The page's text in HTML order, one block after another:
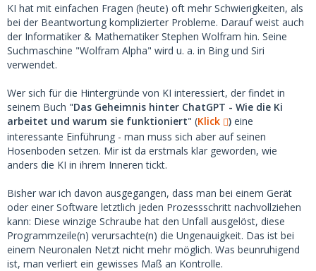
KI hat mit einfachen Fragen (heute) oft mehr Schwierigkeiten, als
bei der Beantwortung komplizierter Probleme. Darauf weist auch
der Informatiker & Mathematiker Stephen Wolfram hin. Seine
Suchmaschine "Wolfram Alpha" wird u. a. in Bing und Siri
verwendet.
Wer sich für die Hintergründe von KI interessiert, der findet in
seinem Buch "Das Geheimnis hinter ChatGPT - Wie die Ki
arbeitet und warum sie funktioniert" (Klick ) eine
interessante Einführung - man muss sich aber auf seinen
Hosenboden setzen. Mir ist da erstmals klar geworden, wie
anders die KI in ihrem Inneren tickt.
Bisher war ich davon ausgegangen, dass man bei einem Gerät
oder einer Software letztlich jeden Prozessschritt nachvollziehen
kann: Diese winzige Schraube hat den Unfall ausgelöst, diese
Programmzeile(n) verursachte(n) die Ungenauigkeit. Das ist bei
einem Neuronalen Netzt nicht mehr möglich. Was beunruhigend
ist, man verliert ein gewisses Maß an Kontrolle.